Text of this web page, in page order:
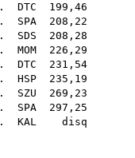
. DTC 199,46
. SPA 208,22
. SDS 208,28
. MOM 226,29
. DTC 231,54
. HSP 235,19
. SZU 269,23
. SPA 297,25
. KAL disq